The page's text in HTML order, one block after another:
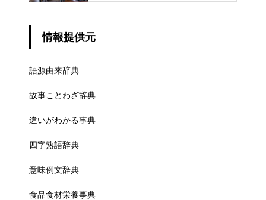
情報提供元
語源由来辞典
故事ことわざ辞典
違いがわかる事典
四字熟語辞典
意味例文辞典
食品食材栄養事典